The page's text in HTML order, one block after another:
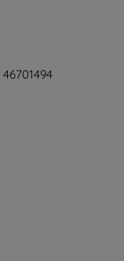
46701494